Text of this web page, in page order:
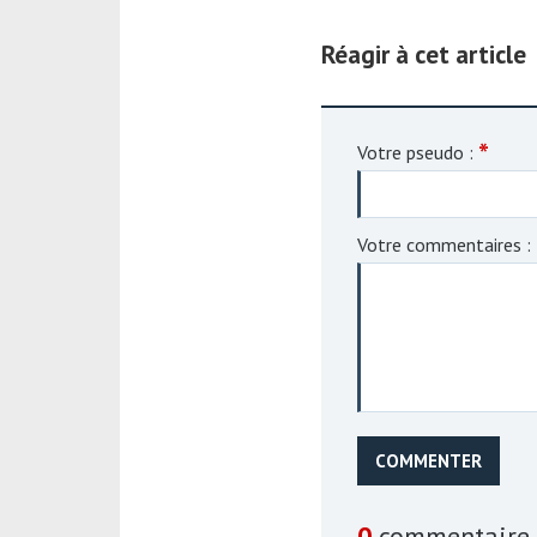
Réagir à cet article
Votre pseudo : *
Votre commentaires :
COMMENTER